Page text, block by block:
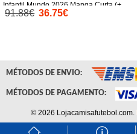
Infantil Mundo 2026 Manga Curta (+
Calças curtas)
91.88€ 36.75€
MÉTODOS DE ENVIO:
MÉTODOS DE PAGAMENTO:
© 2026 Lojacamisafutebol.com.